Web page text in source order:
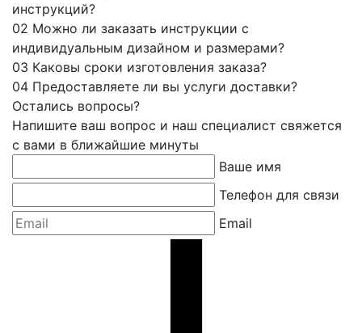
инструкций?
02 Можно ли заказать инструкции с
индивидуальным дизайном и размерами?
03 Каковы сроки изготовления заказа?
04 Предоставляете ли вы услуги доставки?
Остались вопросы?
Напишите ваш вопрос и наш специалист свяжется
с вами в ближайшие минуты
Ваше имя
Телефон для связи
Email